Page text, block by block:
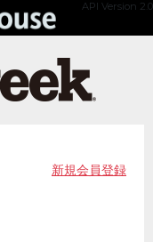
API Version 2.0
新規会員登録